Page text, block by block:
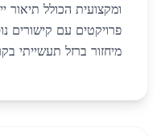
ומקצועית הכולל תיאור
פרויקטים עם קישורים
מיחזור ברזל תעשייתי